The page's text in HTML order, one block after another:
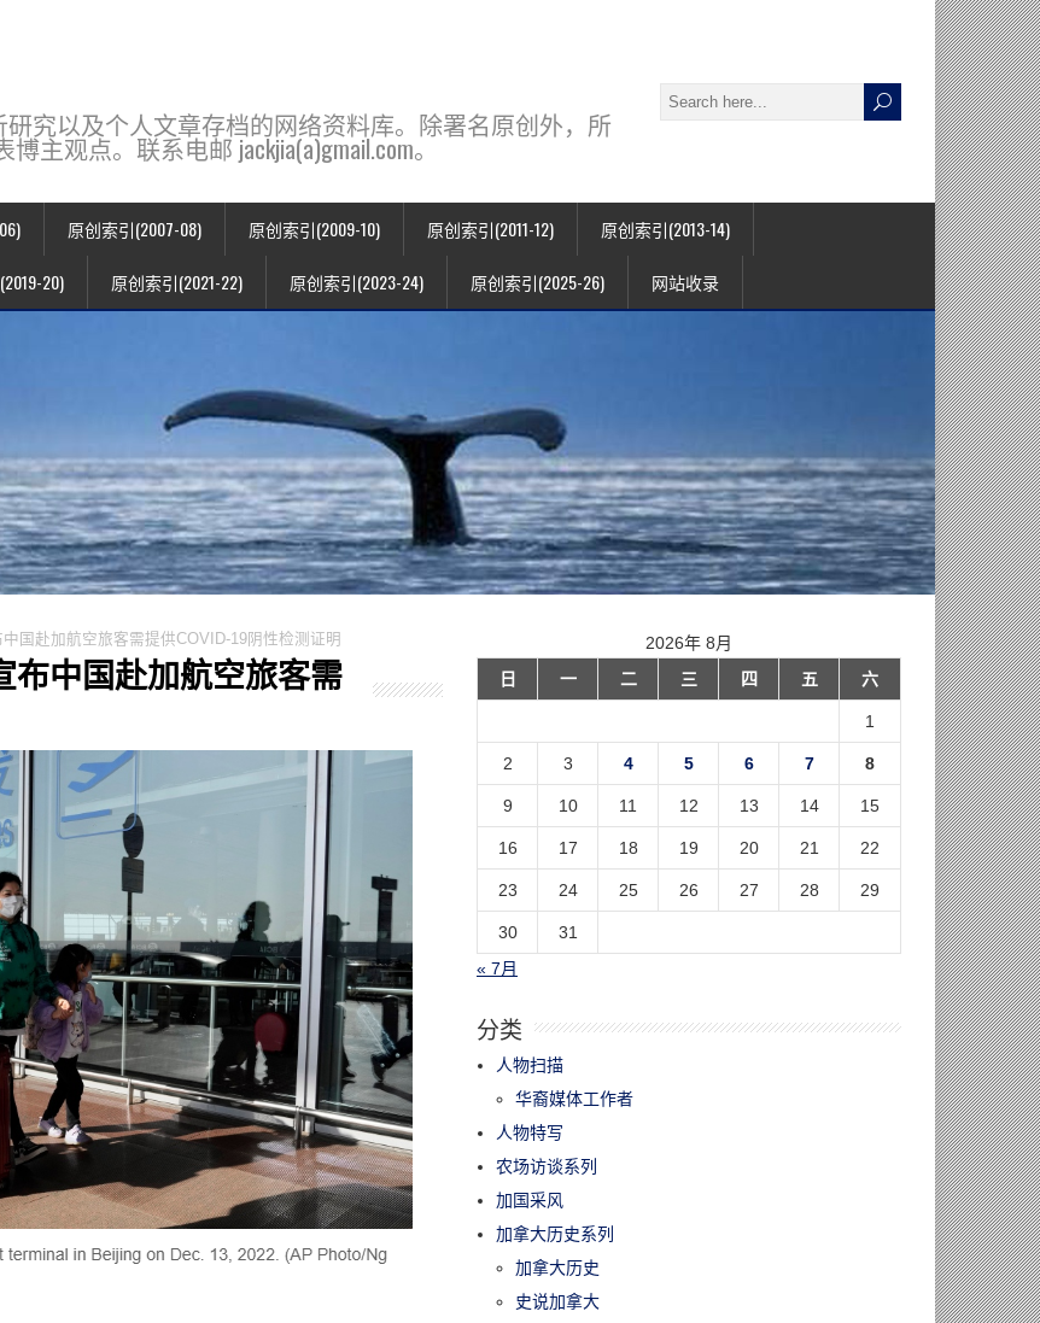
析研究以及个人文章存档的网络资料库。除署名原创外，所
主观点。联系电邮 jackjia(a)gmail.com。
原创索引(2007-08) 原创索引(2009-10) 原创索引(2011-12) 原创索引(2013-14)
20) 原创索引(2021-22) 原创索引(2023-24) 原创索引(2025-26) 网站收录
国赴加航空旅客需提供COVID-19阴性检测证明
布中国赴加航空旅客需
2026年 8月
日
一 二 三 四 五 六
1
2 3 4 5 6 7 8
9 10 11 12 13 14 15
16 17 18 19 20 21 22
23 24 25 26 27 28 29
30
31
« 7月
分类
人物扫描
华裔媒体工作者
人物特写
农场访谈系列
加国采风
加拿大历史系列
加拿大历史
史说加拿大